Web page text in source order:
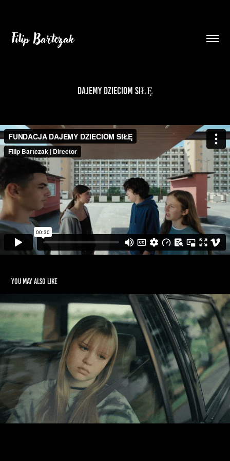
Filip Bartczak
DAJEMY DZIECIOM SIŁĘ
You may also like
CHOPIN - COMPOSE GOOD MOMENTS
2020